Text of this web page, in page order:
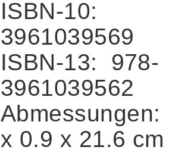
ISBN-10: ‎
3961039569
ISBN-13: ‎ 978-
3961039562
Abmessungen:
x 0.9 x 21.6 cm